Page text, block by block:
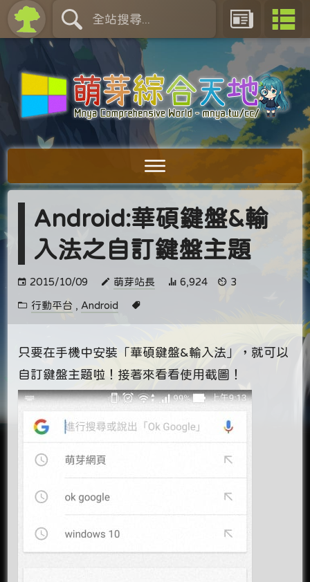
Android:華碩鍵盤&輸
入法之自訂鍵盤主題
2015/10/09 萌芽站長 6,924 3
行動平台 , Android
只要在手機中安裝「華碩鍵盤&輸入法」，就可以
自訂鍵盤主題啦！接著來看看使用截圖！